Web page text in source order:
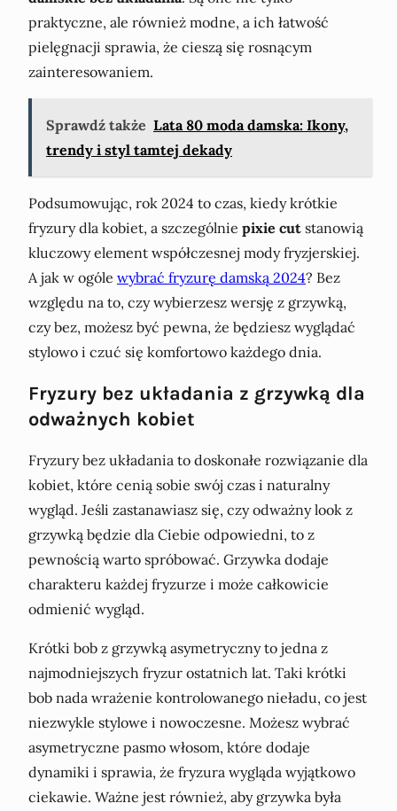
praktyczne, ale również modne, a ich łatwość
pielęgnacji sprawia, że cieszą się rosnącym
zainteresowaniem.
Sprawdź także Lata 80 moda damska: Ikony,
trendy i styl tamtej dekady
Podsumowując, rok 2024 to czas, kiedy krótkie
fryzury dla kobiet, a szczególnie pixie cut stanowią
kluczowy element współczesnej mody fryzjerskiej.
A jak w ogóle wybrać fryzurę damską 2024? Bez
względu na to, czy wybierzesz wersję z grzywką,
czy bez, możesz być pewna, że będziesz wyglądać
stylowo i czuć się komfortowo każdego dnia.
Fryzury bez układania z grzywką dla
odważnych kobiet
Fryzury bez układania to doskonałe rozwiązanie dla
kobiet, które cenią sobie swój czas i naturalny
wygląd. Jeśli zastanawiasz się, czy odważny look z
grzywką będzie dla Ciebie odpowiedni, to z
pewnością warto spróbować. Grzywka dodaje
charakteru każdej fryzurze i może całkowicie
odmienić wygląd.
Krótki bob z grzywką asymetryczny to jedna z
najmodniejszych fryzur ostatnich lat. Taki krótki
bob nada wrażenie kontrolowanego nieładu, co jest
niezwykle stylowe i nowoczesne. Możesz wybrać
asymetryczne pasmo włosom, które dodaje
dynamiki i sprawia, że fryzura wygląda wyjątkowo
ciekawie. Ważne jest również, aby grzywka była